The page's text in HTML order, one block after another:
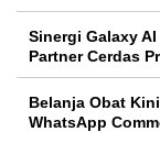
Sinergi Galaxy
Partner Cerdas
Belanja Obat
WhatsApp